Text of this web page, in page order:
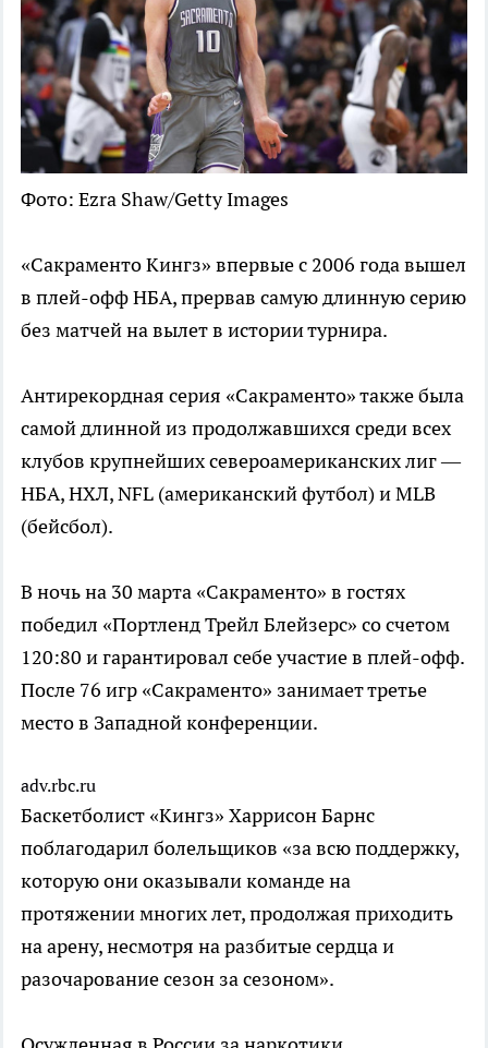
Фото: Ezra Shaw/Getty Images
«Сакраменто Кингз» впервые с 2006 года вышел
в плей-офф НБА, прервав самую длинную серию
без матчей на вылет в истории турнира.
Антирекордная серия «Сакраменто» также была
самой длинной из продолжавшихся среди всех
клубов крупнейших североамериканских лиг —
НБА, НХЛ, NFL (американский футбол) и MLB
(бейсбол).
В ночь на 30 марта «Сакраменто» в гостях
победил «Портленд Трейл Блейзерс» со счетом
120:80 и гарантировал себе участие в плей-офф.
После 76 игр «Сакраменто» занимает третье
место в Западной конференции.
adv.rbc.ru
Баскетболист «Кингз» Харрисон Барнс
поблагодарил болельщиков «за всю поддержку,
которую они оказывали команде на
протяжении многих лет, продолжая приходить
на арену, несмотря на разбитые сердца и
разочарование сезон за сезоном».